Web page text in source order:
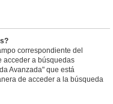
correspondiente del
acceder a búsquedas
Avanzada" que está
de acceder a la búsqueda